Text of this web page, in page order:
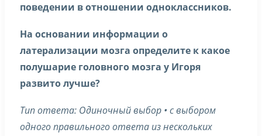
поведении в отношении одноклассников.
На основании информации о
латерализации мозга определите к какое
полушарие головного мозга у Игоря
развито лучше?
Тип ответа: Одиночный выбор • с выбором
одного правильного ответа из нескольких